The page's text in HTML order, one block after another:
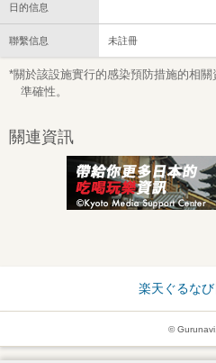
日的信息
聯繫信息 未註冊
*關於該設施實行的感染預防措施的相
準確性。
關連資訊
楽天ぐるな
©